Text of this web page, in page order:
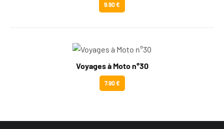
9.90 €
Voyages à Moto n°30
7.90 €